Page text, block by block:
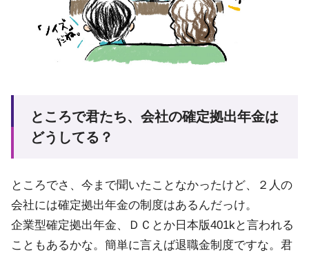
ところで君たち、会社の確定拠出年金は
どうしてる？
ところでさ、今まで聞いたことなかったけど、２人の
会社には確定拠出年金の制度はあるんだっけ。
企業型確定拠出年金、ＤＣとか日本版401kと言われる
こともあるかな。簡単に言えば退職金制度ですな。君